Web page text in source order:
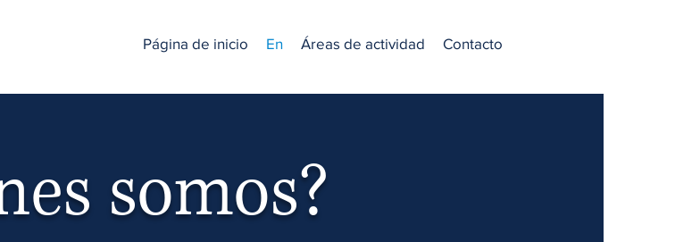
Página de inicio En Áreas de actividad Contacto
somos?